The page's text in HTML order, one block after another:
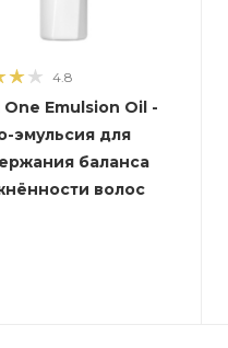
4.8
Emulsion Oil -
эмульсия для
баланса
волос